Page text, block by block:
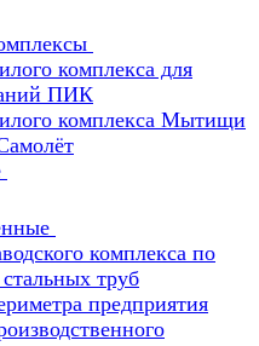
комплекса для
ПИК
комплекса Мытищи
комплекса по
труб
предприятия